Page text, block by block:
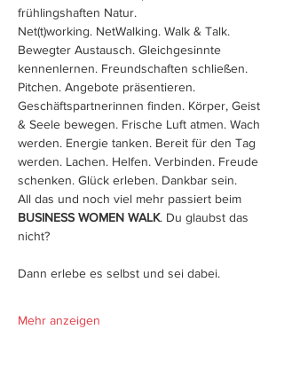
frühlingshaften Natur.
Net(t)working. NetWalking. Walk & Talk.
Bewegter Austausch. Gleichgesinnte
kennenlernen. Freundschaften schließen.
Pitchen. Angebote präsentieren.
Geschäftspartnerinnen finden. Körper, Geist
& Seele bewegen. Frische Luft atmen. Wach
werden. Energie tanken. Bereit für den Tag
werden. Lachen. Helfen. Verbinden. Freude
schenken. Glück erleben. Dankbar sein.
All das und noch viel mehr passiert beim
BUSINESS WOMEN WALK. Du glaubst das
Mehr anzeigen